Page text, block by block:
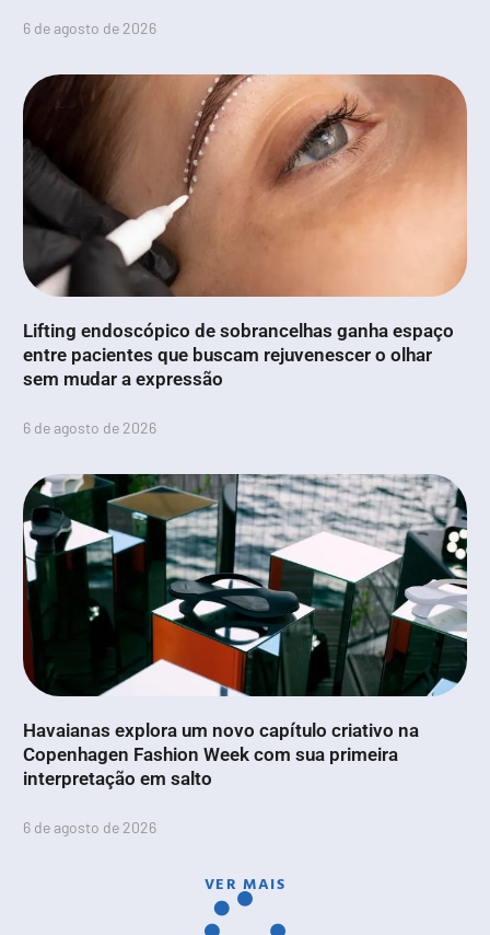
6 de agosto de 2026
Lifting endoscópico de sobrancelhas ganha espaço
entre pacientes que buscam rejuvenescer o olhar
sem mudar a expressão
6 de agosto de 2026
Havaianas explora um novo capítulo criativo na
Copenhagen Fashion Week com sua primeira
interpretação em salto
6 de agosto de 2026
VER MAIS